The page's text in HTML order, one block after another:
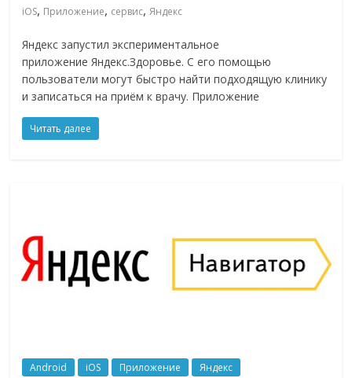
iOS, Приложение, сервис,Яндекс
Яндекс запустил экспериментальное
приложение Яндекс.Здоровье. С его помощью
пользователи могут быстро найти подходящую клинику
и записаться на приём к врачу. Приложение
Читать далее
Android iOS Приложение Яндекс